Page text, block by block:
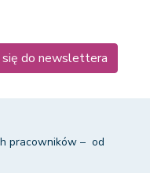
się do newslettera
pracowników – od